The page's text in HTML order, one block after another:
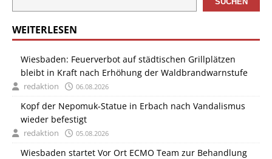
WEITERLESEN
Wiesbaden: Feuerverbot auf städtischen Grillplätzen
bleibt in Kraft nach Erhöhung der Waldbrandwarnstufe
redaktion 06.08.2026
Kopf der Nepomuk-Statue in Erbach nach Vandalismus
wieder befestigt
redaktion 05.08.2026
Wiesbaden startet Vor Ort ECMO Team zur Behandlung